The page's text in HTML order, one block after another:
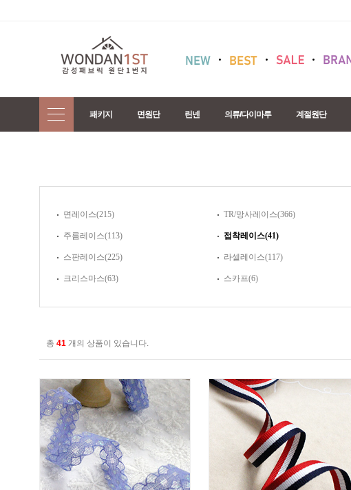
패키지 면원단 린넨 의류/다이마루 계절원단
면레이스(215) TR/망사레이스(366)
주름레이스(113) 접착레이스(41)
스판레이스(225) 라셀레이스(117)
크리스마스(63) 스카프(6)
총 41 개의 상품이 있습니다.